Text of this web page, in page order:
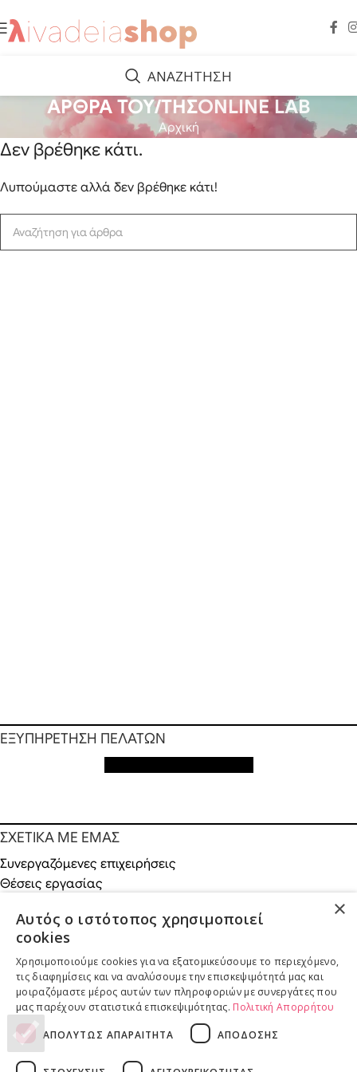
ΑΝΑΖΗΤΗΣΗ
ΑΡΘΡΑ ΤΟΥ/ΤΗΣONLINE LAB
Αρχική
Δεν βρέθηκε κάτι.
Λυπούμαστε αλλά δεν βρέθηκε κάτι!
ΕΞΥΠΗΡΕΤΗΣΗ ΠΕΛΑΤΩΝ
ΣΧΕΤΙΚΑ ΜΕ ΕΜΑΣ
Συνεργαζόμενες επιχειρήσεις
Θέσεις εργασίας
Κοινωνικές δράσεις
ONLINE ΑΓΟΡΕΣ
Επιστροφές προϊόντων
Παραδόσεις προϊόντων
×
Αυτός ο ιστότοπος χρησιμοποιεί
cookies
Χρησιμοποιούμε cookies για να εξατομικεύσουμε το περιεχόμενο,
τις διαφημίσεις και να αναλύσουμε την επισκεψιμότητά μας και
μοιραζόμαστε μέρος αυτών των πληροφοριών με συνεργάτες που
μας παρέχουν στατιστικά επισκεψιμότητας. Πολιτική Απορρήτου
ΑΠΟΛΥΤΩΣ ΑΠΑΡΑΙΤΗΤΑ ΑΠΟΔΟΣΗΣ